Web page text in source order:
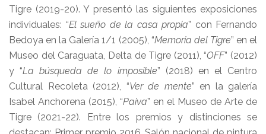
Tigre (2019-20). Y presentó las siguientes exposiciones
individuales: “El sueño de la casa propia” con Fernando
Bedoya en la Galería 1/1 (2005), “Memoria del Tigre” en el
Museo del Caraguata, Delta de Tigre (2011), “OFF” (2012)
y “La búsqueda de lo imposible” (2018) en el Centro
Cultural Recoleta (2012), “Ver de mente” en la galería
Isabel Anchorena (2015), “Paiva” en el Museo de Arte de
Tigre (2021-22). Entre los premios y distinciones se